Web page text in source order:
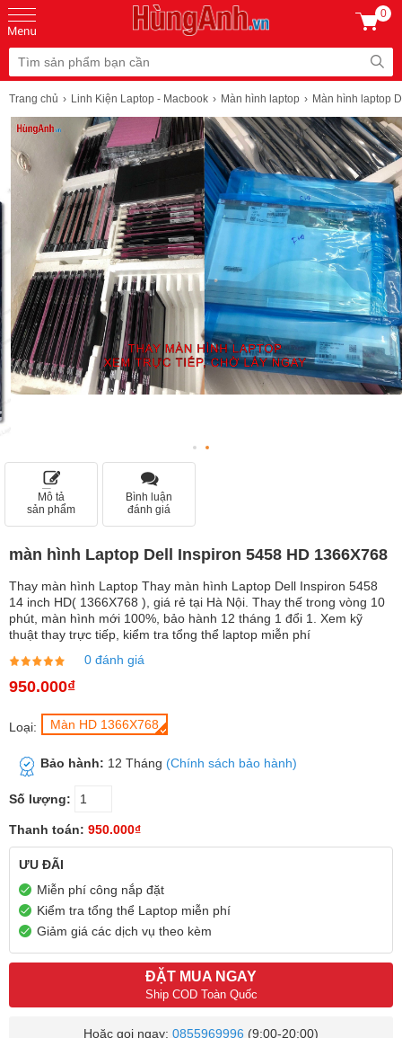
0
Trang chủ Linh Kiện Laptop - Macbook Màn hình laptop Màn hình laptop
Mô tả
sản phẩm
Bình luận
đánh giá
Thay màn hình Laptop Thay màn hình Laptop Dell Inspiron 5458
14 inch HD( 1366X768 ), giá rẻ tại Hà Nội. Thay thế trong vòng 10
phút, màn hình mới 100%, bảo hành 12 tháng 1 đổi 1. Xem kỹ
thuật thay trực tiếp, kiểm tra tổng thể laptop miễn phí
0 đánh giá
950.000₫
Số lượng:
Thanh toán:
ƯU ĐÃI
Miễn phí công nắp đặt
Kiểm tra tổng thể Laptop miễn phí
Giảm giá các dịch vụ theo kèm
ĐẶT MUA NGAY
Ship COD Toàn Quốc
Hoặc gọi ngay:0855969996(9:00-20:00)